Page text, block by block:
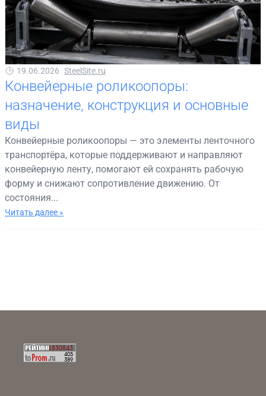
19.06.2026 SteelSite.ru
Конвейерные роликоопоры:
назначение, конструкция и основные
виды
Конвейерные роликоопоры — это элементы ленточного
транспортёра, которые поддерживают и направляют
конвейерную ленту, помогают ей сохранять рабочую
форму и снижают сопротивление движению. От
состояния...
Читать далее »